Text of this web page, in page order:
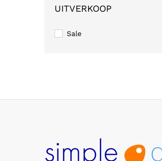
UITVERKOOP
Sale